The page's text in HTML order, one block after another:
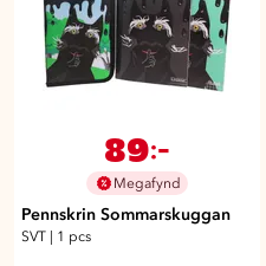
89:-
Megafynd
Pennskrin Sommarskuggan
SVT 1 pcs